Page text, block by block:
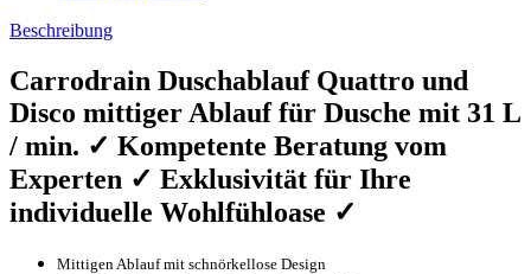
Beschreibung
Carrodrain Duschablauf Quattro und
Disco mittiger Ablauf für Dusche mit 31 L
/ min. ✓ Kompetente Beratung vom
Experten ✓ Exklusivität für Ihre
individuelle Wohlfühloase ✓
Mittigen Ablauf mit schnörkellose Design